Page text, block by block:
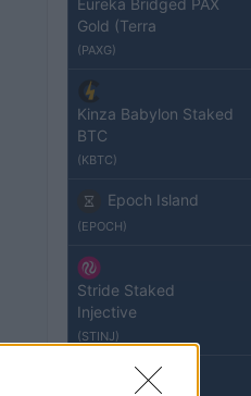
Eureka Bridged PAX
Gold (Terra
(PAXG)
Kinza Babylon Staked
BTC
(KBTC)
Epoch Island
(EPOCH)
Stride Staked
Injective
(STINJ)
JDB (JDB)